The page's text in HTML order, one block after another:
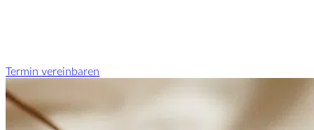
Termin vereinbaren